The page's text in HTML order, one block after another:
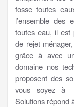
fosse toutes
l’ensemble des
toutes eau, il est
de rejet
grâce à avec
domaine nos
proposent des
vous soyez à
Solutions répond